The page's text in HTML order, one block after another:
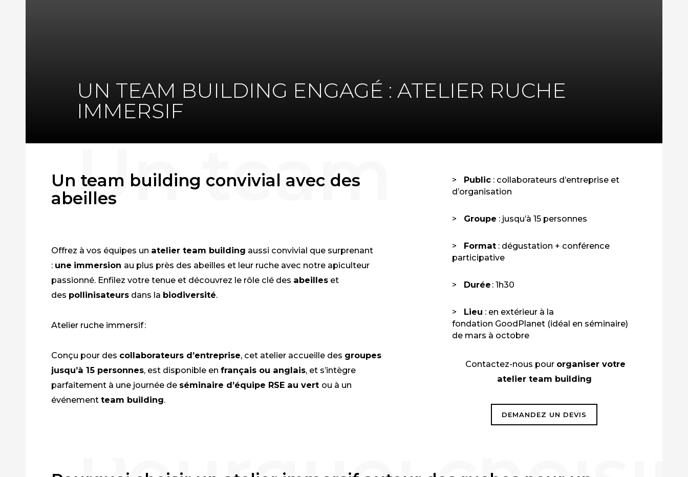
UN TEAM BUILDING ENGAGÉ : ATELIER RUCHE
IMMERSIF
Un team building convivial avec des
abeilles
Offrez à vos équipes un atelier team building aussi convivial que surprenant
: une immersion au plus près des abeilles et leur ruche avec notre apiculteur
passionné. Enfilez votre tenue et découvrez le rôle clé des abeilles et
des pollinisateurs dans la biodiversité.
Atelier ruche immersif :
Conçu pour des collaborateurs d’entreprise, cet atelier accueille des groupes
jusqu’à 15 personnes, est disponible en français ou anglais, et s’intègre
parfaitement à une journée de séminaire d’équipe RSE au vert ou à un
événement team building.
Public: collaborateurs d’entreprise et
d’organisation
Groupe : jusqu’à 15 personnes
Format: dégustation + conférence
participative
Durée : 1h30
Lieu : en extérieurà la
fondation GoodPlanet (idéal en séminaire)
de mars à octobre
Contactez-nous pour organiser votre
atelier team building
DEMANDEZ UN DEVIS